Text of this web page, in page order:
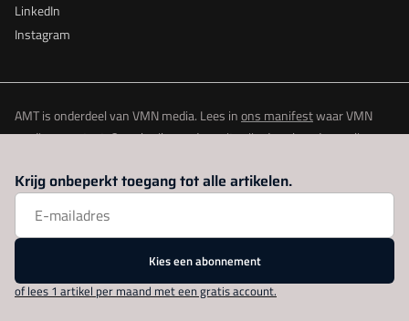
LinkedIn
Instagram
AMT is onderdeel van VMN media. Lees inons manifestwaar VMN
media voor staat. Op gebruik van deze site zijn de volgende regelingen
Privacy instellingen
Krijg onbeperkt toegang tot alle artikelen.
Kies een abonnement
of lees 1 artikel per maand met een gratis account.